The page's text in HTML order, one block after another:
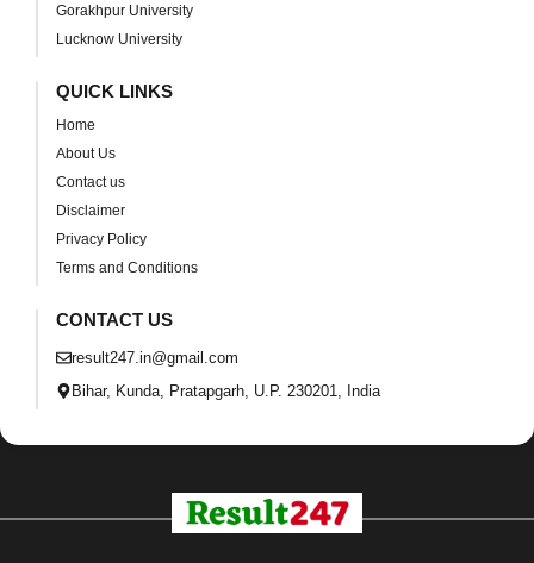
Gorakhpur University
Lucknow University
QUICK LINKS
Home
About Us
Contact us
Disclaimer
Privacy Policy
Terms and Conditions
CONTACT US
result247.in@gmail.com
Bihar, Kunda, Pratapgarh, U.P. 230201, India